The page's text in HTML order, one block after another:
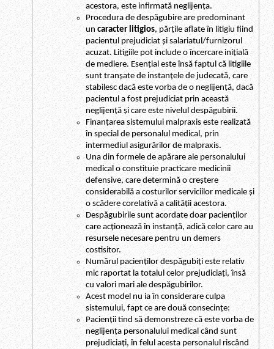
acestora, este infirmată neglijența.
Procedura de despăgubire are predominant
uncaracter litigios, părțile aflate în litigiu fiind
pacientul prejudiciat și salariatul/furnizorul
acuzat. Litigiile pot include o încercare inițială
de mediere. Esențial este însă faptul că litigiile
sunt tranșate de instanțele de judecată, care
stabilesc dacă este vorba de o neglijență, dacă
pacientul a fost prejudiciat prin această
neglijență și care este nivelul despăgubirii.
Finanțarea sistemului malpraxis este realizată
în special de personalul medical, prin
intermediul asigurărilor de malpraxis.
Una din formele de apărare ale personalului
medical o constituie practicare medicinii
defensive, care determină o creștere
considerabilă a costurilor serviciilor medicale și
o scădere corelativă a calității acestora.
Despăgubirile sunt acordate doar pacienților
care acționează în instanță, adică celor care au
resursele necesare pentru un demers
costisitor.
Numărul pacienților despăgubiți este relativ
mic raportat la totalul celor prejudiciați, însă
cu valori mari ale despăgubirilor.
Acest model nu ia în considerare culpa
sistemului, fapt ce are două consecințe:
Pacienții tind să demonstreze că este vorba de
neglijența personalului medical când sunt
prejudiciați, în felul acesta personalul riscând